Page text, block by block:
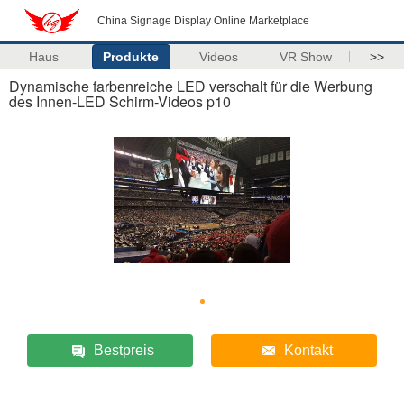
China Signage Display Online Marketplace
Haus Produkte Videos VR Show >>
Dynamische farbenreiche LED verschalt für die Werbung
des Innen-LED Schirm-Videos p10
Bestpreis Kontakt